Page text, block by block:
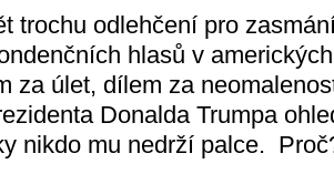
odlehčení pro zasmání
hlasů v
za úlet, dílem za
Donalda Trumpa
nikdo mu nedrží palce.